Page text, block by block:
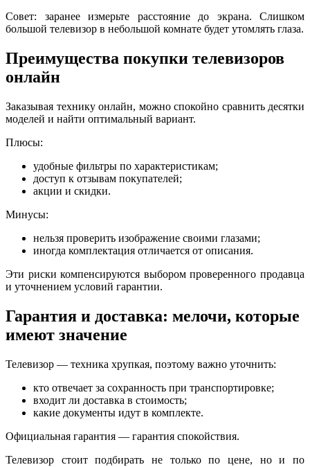
Совет: заранее измерьте расстояние до экрана. Слишком
большой телевизор в небольшой комнате будет утомлять глаза.
Преимущества покупки телевизоров
онлайн
Заказывая технику онлайн, можно спокойно сравнить десятки
моделей и найти оптимальный вариант.
Плюсы:
удобные фильтры по характеристикам;
доступ к отзывам покупателей;
акции и скидки.
Минусы:
нельзя проверить изображение своими глазами;
иногда комплектация отличается от описания.
Эти риски компенсируются выбором проверенного продавца
и уточнением условий гарантии.
Гарантия и доставка: мелочи, которые
имеют значение
Телевизор — техника хрупкая, поэтому важно уточнить:
кто отвечает за сохранность при транспортировке;
входит ли доставка в стоимость;
какие документы идут в комплекте.
Официальная гарантия — гарантия спокойствия.
Телевизор стоит подбирать не только по цене, но и по